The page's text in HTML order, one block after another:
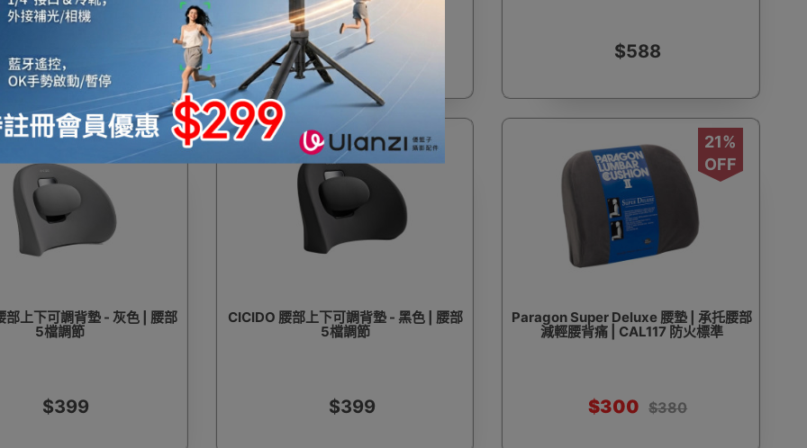
$328 $140 $229 $588
部上下可調背墊 - 灰色 | 腰部
5檔調節
$399
CICIDO 腰部上下可調背墊 - 黑色 | 腰部
5檔調節
$399
21%
OFF
Paragon Super Deluxe 腰墊 | 承托腰部
減輕腰背痛 | CAL117 防火標準
$300 $380